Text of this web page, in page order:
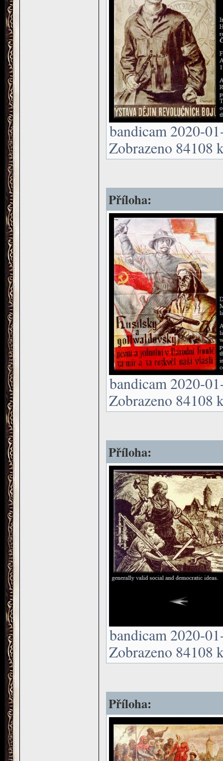
bandicam 2020-
Zobrazeno 84108
Příloha:
bandicam 2020-
Zobrazeno 84108
Příloha:
bandicam 2020-
Zobrazeno 84108
Příloha: